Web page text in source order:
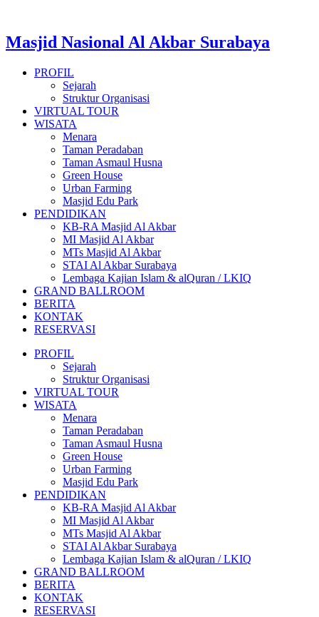
Masjid Nasional Al Akbar Surabaya
PROFIL
Sejarah
Struktur Organisasi
VIRTUAL TOUR
WISATA
Menara
Taman Peradaban
Taman Asmaul Husna
Green House
Urban Farming
Masjid Edu Park
PENDIDIKAN
KB-RA Masjid Al Akbar
MI Masjid Al Akbar
MTs Masjid Al Akbar
STAI Al Akbar Surabaya
Lembaga Kajian Islam & alQuran / LKIQ
GRAND BALLROOM
BERITA
KONTAK
RESERVASI
PROFIL
Sejarah
Struktur Organisasi
VIRTUAL TOUR
WISATA
Menara
Taman Peradaban
Taman Asmaul Husna
Green House
Urban Farming
Masjid Edu Park
PENDIDIKAN
KB-RA Masjid Al Akbar
MI Masjid Al Akbar
MTs Masjid Al Akbar
STAI Al Akbar Surabaya
Lembaga Kajian Islam & alQuran / LKIQ
GRAND BALLROOM
BERITA
KONTAK
RESERVASI